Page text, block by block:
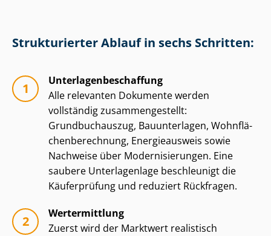
Strukturierter Ablauf in sechs Schritten:
Un­ter­la­gen­be­schaf­fung
Alle relevanten Dokumente werden
vollständig zu­sam­men­ge­stellt:
Grundbuchauszug, Bauunterlagen, Wohn­flä­
chen­be­rech­nung, Energieausweis sowie
Nachweise über Mo­der­ni­sie­run­gen. Eine
saubere Unterlagenlage beschleunigt die
Käuferprüfung und reduziert Rückfragen.
Wertermittlung
Zuerst wird der Marktwert realistisch